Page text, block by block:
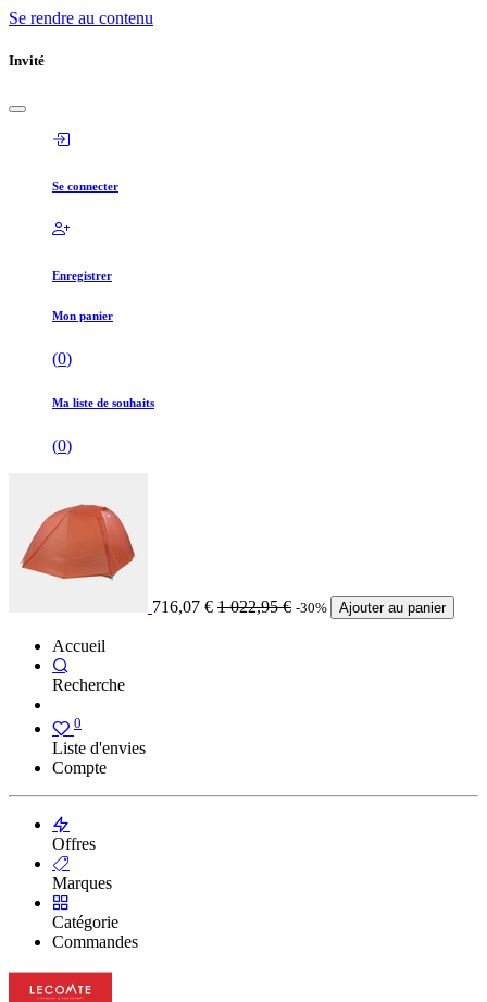
Se rendre au contenu
Invité
Se connecter
Enregistrer
Mon panier
(0)
Ma liste de souhaits
(0)
716,07 € 1 022,95€ -30% Ajouter au panier
Accueil
Recherche
0
Liste d'envies
Compte
Offres
Marques
Catégorie
Commandes